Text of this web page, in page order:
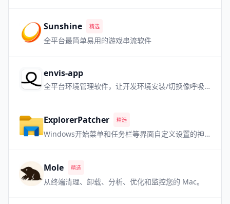
Sunshine 精选
全平台最简单易用的游戏串流软件
envis-app
全平台环境管理软件，让开发环境安装/切换像呼吸一样自然
ExplorerPatcher 精选
Windows开始菜单和任务栏等界面自定义设置的神器 喜欢老版本 Win 界面的用户必备
Mole 精选
从终端清理、卸载、分析、优化和监控您的 Mac。